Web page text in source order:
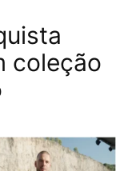
coleção